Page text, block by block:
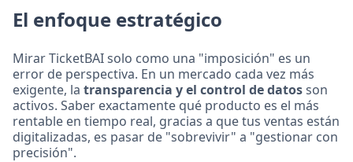
El enfoque estratégico
Mirar TicketBAI solo como una "imposición" es un
error de perspectiva. En un mercado cada vez más
exigente, la transparencia y el control de datosson
activos. Saber exactamente qué producto es el más
rentable en tiempo real, gracias a que tus ventas están
digitalizadas, es pasar de "sobrevivir" a "gestionar con
precisión".